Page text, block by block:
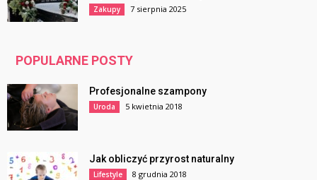
Zakupy 7 sierpnia 2025
POPULARNE POSTY
Profesjonalne szampony
Uroda 5 kwietnia 2018
Jak obliczyć przyrost naturalny
Lifestyle 8 grudnia 2018